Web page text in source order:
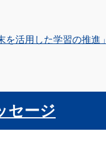
活用した学習の推進」
セージ